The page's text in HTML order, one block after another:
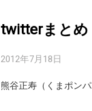
twitterまとめ
2012年7月18日